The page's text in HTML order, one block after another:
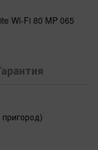
Wi-Fi 80 MP 065